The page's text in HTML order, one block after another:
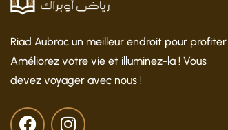
Riad Aubrac un meilleur endroit pour profiter.
Améliorez votre vie et illuminez-la ! Vous
devez voyager avec nous !